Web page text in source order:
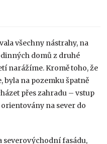
všechny nástrahy, na
domů z druhé
narážíme. Kromě toho, že
byla na pozemku špatně
přes zahradu – vstup
na sever do
severovýchodní fasádu,